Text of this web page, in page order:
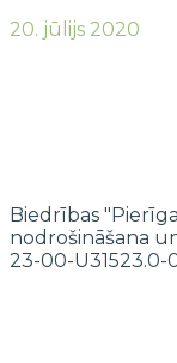
20. jūlijs 2020
Biedrības
nodrošināšana
23-00-